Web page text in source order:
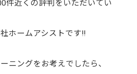
件近くの評判をいただいてい
ホームアシストです‼︎
ニングをお考えでしたら、